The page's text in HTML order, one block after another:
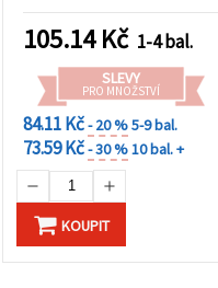
kreativní tvoření
105.14Kč 1-4 bal.
SLEVY
PRO MNOŽSTVÍ
84.11 Kč- 20 %5-9 bal.
73.59 Kč- 30 %10 bal. +
KOUPIT